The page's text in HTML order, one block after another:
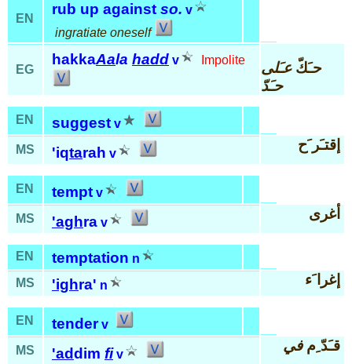
EN
rub up against so. v
ingratiate oneself
EG
hakkaAala hadd v Impolite حـَكّعـَلى
حـَدّ
EN suggest v
MS
'iqtarah v
إقتـَر َح
EN tempt v
MS
'aghra v
أغرى
EN temptation n
MS
'ighra' n إغرا َء
EN tender v
MS
'addim fi v
قـَدّ ِمفي